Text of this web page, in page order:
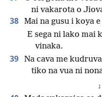
ni vakarota o
38
Mai na gusu i koya
E sega ni lako mai
vinaka.
39
Na cava me
tiko na vua ni
[